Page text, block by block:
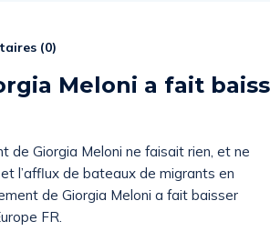
(0)
Meloni a fait
de Giorgia Meloni ne faisait rien, et ne
l’afflux de bateaux de migrants en
de Giorgia Meloni a fait baisser
FR.